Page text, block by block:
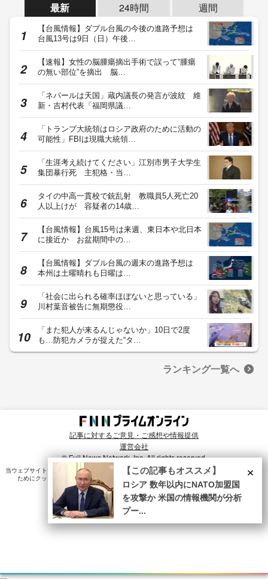
最新 24時間 週間
【台風情報】ダブル台風の今後の進路予想は
台風13号は9日（日）午後…
【速報】女性の脳腫瘍摘出手術で誤って“腫瘍
の無い部位”を摘出 脳…
「ネパールは天国」蔵内議長の発言が波紋 維
新・吉村代表「福岡県議…
「トランプ大統領はロシア政府のために活動の
可能性」FBIは現職大統領…
「生涯考え続けてください」江別市男子大学生
集団暴行死 主犯格・当…
タイの中高一貫校で銃乱射 教職員5人死亡20
人以上けが 容疑者の14歳…
【台風情報】台風15号は来週、東日本や北日本
に接近か お盆期間中の…
【台風情報】ダブル台風の週末の進路予想は
本州は土曜晴れも日曜は…
「社会に出られる確率ほぼないと思っている」
川村葉音被告に無期懲役…
「また犯人が来るんじゃないか」10日で2度
も…防犯カメラが捉えた“タ…
ランキング一覧へ
記事に対するご意見・ご感想や情報提供
運営会社
© Fuji News Network, Inc. All rights reserved.
当ウェブサイトでは、ユーザのニーズ・興味・関⼼に合致したコンテンツや広告配信を提供する
ためにクッキーを使⽤しています。詳細は、
プライバシーポリシー をご確認ください。×
【この記事もオススメ】
ロシア 数年以内にNATO加盟国
を攻撃か 米国の情報機関が分析
プー...